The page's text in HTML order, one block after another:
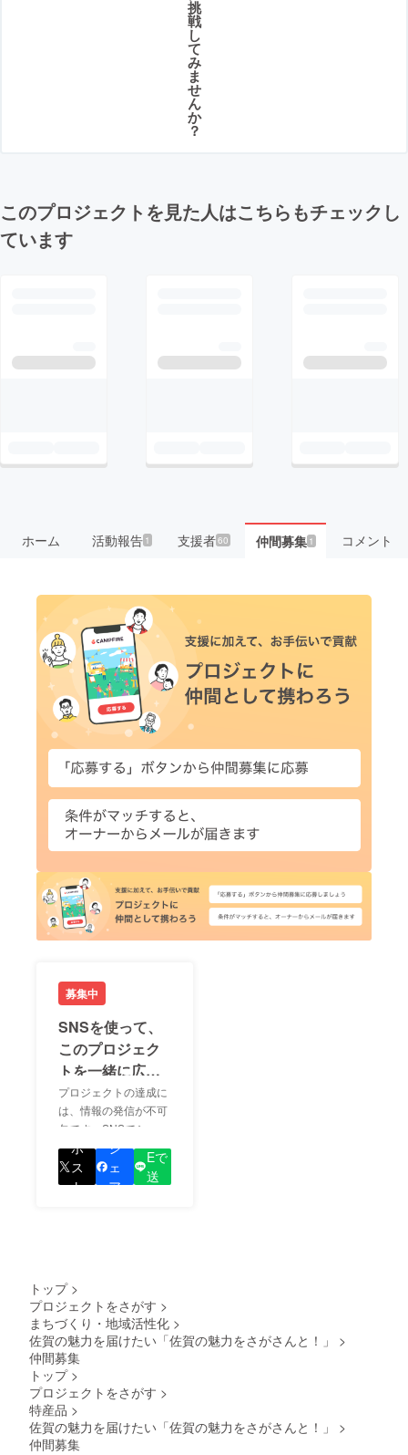
挑
戦
し
て
み
ま
せ
ん
か
？
このプロジェクトを見た人はこちらもチェックし
ています
ホーム 活動報告1 支援者60 仲間募集 1 コメント
募集中
SNSを使って、
このプロジェク
トを一緒に広め
ましょう！
プロジェクトの達成に
は、情報の発信が不可
欠です。SNSでシェア
をして、あなたが応援
しているプロジェクト
の良さを知ってもらい
ポ
ス
ト
シ
ェ
ア
Eで
送
トップ >
プロジェクトをさがす >
まちづくり・地域活性化 >
佐賀の魅力を届けたい「佐賀の魅力をさがさんと！」
>
仲間募集
トップ >
プロジェクトをさがす >
特産品 >
佐賀の魅力を届けたい「佐賀の魅力をさがさんと！」
>
仲間募集